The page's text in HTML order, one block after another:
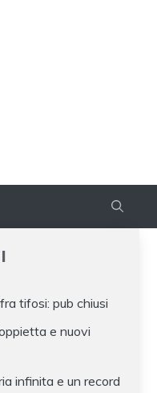
tifosi: pub chiusi
e nuovi
infinita e un record